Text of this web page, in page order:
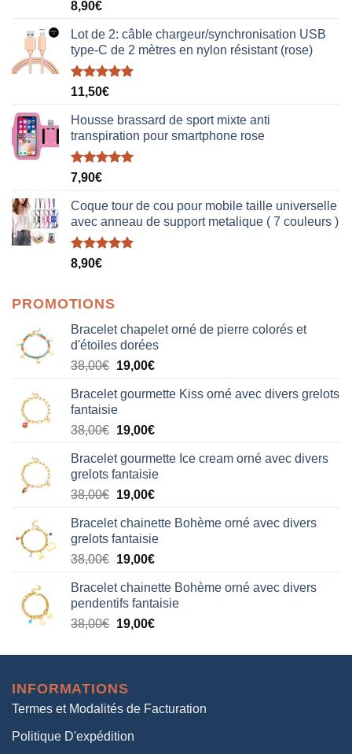
Note5.00
8,90€
Lot de 2: câble chargeur/synchronisation USB
type-C de 2 mètres en nylon résistant (rose)
Note5.00
11,50€
Housse brassard de sport mixte anti
transpiration pour smartphone rose
Note5.00
7,90€
Coque tour de cou pour mobile taille universelle
avec anneau de support metalique ( 7 couleurs )
Note5.00
8,90€
PROMOTIONS
Bracelet chapelet orné de pierre colorés et
d'étoiles dorées
38,00€ Le
initial
était :
38,00€.
19,00€Le
actuel
19,00€.
Bracelet gourmette Kiss orné avec divers grelots
fantaisie
38,00€ Le
initial
était :
38,00€.
19,00€Le
actuel
est :
19,00€.
Bracelet gourmette Ice cream orné avec divers
grelots fantaisie
38,00€ Le
initial
était :
38,00€.
19,00€Le
actuel
est :
19,00€.
Bracelet chainette Bohème orné avec divers
grelots fantaisie
38,00€ Le
initial
était :
38,00€.
19,00€Le
actuel
est :
19,00€.
Bracelet chainette Bohème orné avec divers
pendentifs fantaisie
38,00€ Le
initial
38,00€.
19,00€Le
actuel
INFORMATIONS
Termes et Modalités de Facturation
Politique D'expédition